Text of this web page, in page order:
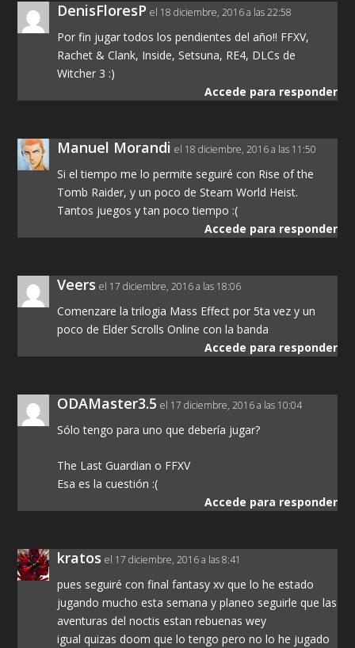
DenisFloresP el 18 diciembre, 2016 a las 22:58
Por fin jugar todos los pendientes del año!! FFXV,
Rachet & Clank, Inside, Setsuna, RE4, DLCs de
Witcher 3 :)
Accede para responder
Manuel Morandi el 18 diciembre, 2016 a las 11:50
Si el tiempo me lo permite seguiré con Rise of the
Tomb Raider, y un poco de Steam World Heist.
Tantos juegos y tan poco tiempo :(
Accede para responder
Veers el 17 diciembre, 2016 a las 18:06
Comenzare la trilogia Mass Effect por 5ta vez y un
poco de Elder Scrolls Online con la banda
Accede para responder
ODAMaster3.5 el 17 diciembre, 2016 a las 10:04
Sólo tengo para uno que debería jugar?
The Last Guardian o FFXV
Esa es la cuestión :(
Accede para responder
kratos el 17 diciembre, 2016 a las 8:41
pues seguiré con final fantasy xv que lo he estado
jugando mucho esta semana y planeo seguirle que las
aventuras del noctis estan rebuenas wey
igual quizas doom que lo tengo pero no lo he jugado